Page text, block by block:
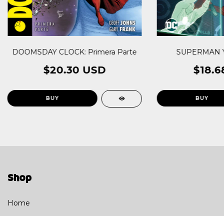
DOOMSDAY CLOCK: Primera Parte
$20.30 USD
SUPERMAN
Shop
Home